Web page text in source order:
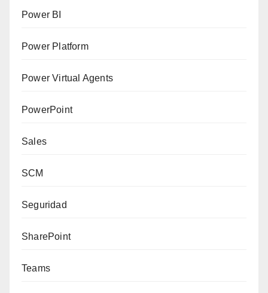
Power BI
Power Platform
Power Virtual Agents
PowerPoint
Sales
SCM
Seguridad
SharePoint
Teams